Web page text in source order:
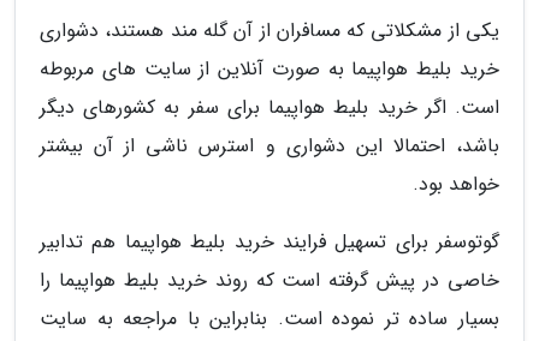
یکی از مشکلاتی که مسافران از آن گله مند هستند، دشواری
خرید بلیط هواپیما به صورت آنلاین از سایت های مربوطه
است. اگر خرید بلیط هواپیما برای سفر به کشورهای دیگر
باشد، احتمالا این دشواری و استرس ناشی از آن بیشتر
خواهد بود.
گوتوسفر برای تسهیل فرایند خرید بلیط هواپیما هم تدابیر
خاصی در پیش گرفته است که روند خرید بلیط هواپیما را
بسیار ساده تر نموده است. بنابراین با مراجعه به سایت